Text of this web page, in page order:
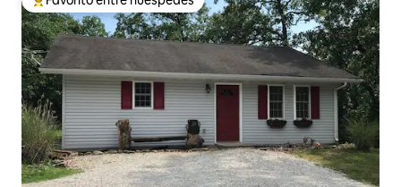
De los mejores en Favorito entre huéspedes